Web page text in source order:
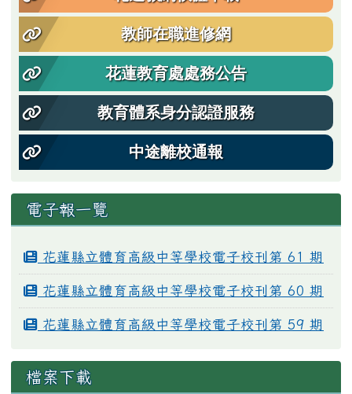
教師在職進修網
花蓮教育處處務公告
教育體系身分認證服務
中途離校通報
電子報一覽
花蓮縣立體育高級中等學校電子校刊第 61 期
花蓮縣立體育高級中等學校電子校刊第 60 期
花蓮縣立體育高級中等學校電子校刊第 59 期
檔案下載